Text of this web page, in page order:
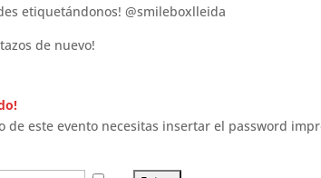
etiquetándonos! @smileboxlleida
de nuevo!
de este evento necesitas insertar el password